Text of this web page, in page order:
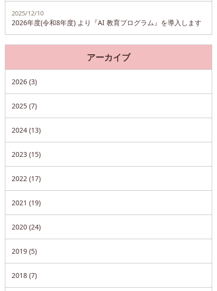
2025/12/10
2026年度(令和8年度) より『AI 教育プログラム』を導入します
アーカイブ
2026 (3)
2025 (7)
2024 (13)
2023 (15)
2022 (17)
2021 (19)
2020 (24)
2019 (5)
2018 (7)